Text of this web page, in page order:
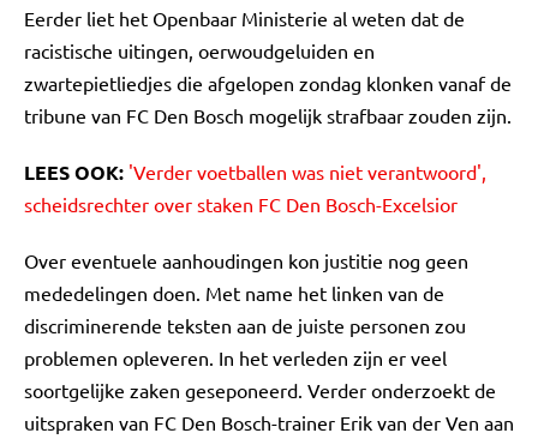
Eerder liet het Openbaar Ministerie al weten dat de
racistische uitingen, oerwoudgeluiden en
zwartepietliedjes die afgelopen zondag klonken vanaf de
tribune van FC Den Bosch mogelijk strafbaar zouden zijn.
LEES OOK: 'Verder voetballen was niet verantwoord',
scheidsrechter over staken FC Den Bosch-Excelsior
Over eventuele aanhoudingen kon justitie nog geen
mededelingen doen. Met name het linken van de
discriminerende teksten aan de juiste personen zou
problemen opleveren. In het verleden zijn er veel
soortgelijke zaken geseponeerd. Verder onderzoekt de
uitspraken van FC Den Bosch-trainer Erik van der Ven aan